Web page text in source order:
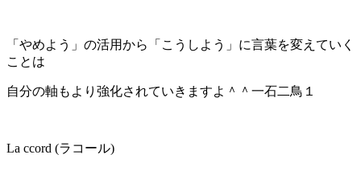
「やめよう」の活用から「こうしよう」に言葉を変えていく
ことは
自分の軸もより強化されていきますよ＾＾一石二鳥１
La ccord (ラコール)